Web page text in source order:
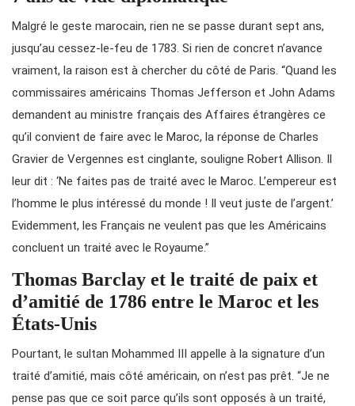
Malgré le geste marocain, rien ne se passe durant sept ans,
jusqu’au cessez-le-feu de 1783. Si rien de concret n’avance
vraiment, la raison est à chercher du côté de Paris. “Quand les
commissaires américains Thomas Jefferson et John Adams
demandent au ministre français des Affaires étrangères ce
qu’il convient de faire avec le Maroc, la réponse de Charles
Gravier de Vergennes est cinglante, souligne Robert Allison. Il
leur dit : ‘Ne faites pas de traité avec le Maroc. L’empereur est
l’homme le plus intéressé du monde ! Il veut juste de l’argent.’
Evidemment, les Français ne veulent pas que les Américains
concluent un traité avec le Royaume.”
Thomas Barclay et le traité de paix et
d’amitié de 1786 entre le Maroc et les
États-Unis
Pourtant, le sultan Mohammed III appelle à la signature d’un
traité d’amitié, mais côté américain, on n’est pas prêt. “Je ne
pense pas que ce soit parce qu’ils sont opposés à un traité,